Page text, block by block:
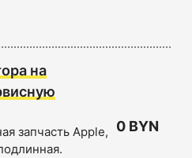
на
запчасть Apple,
0 BYN